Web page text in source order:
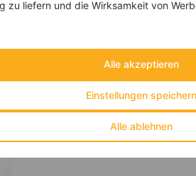
zu liefern und die Wirksamkeit von
Alle ablehnen
Einstellungen speichern
Alle akzeptieren
‹